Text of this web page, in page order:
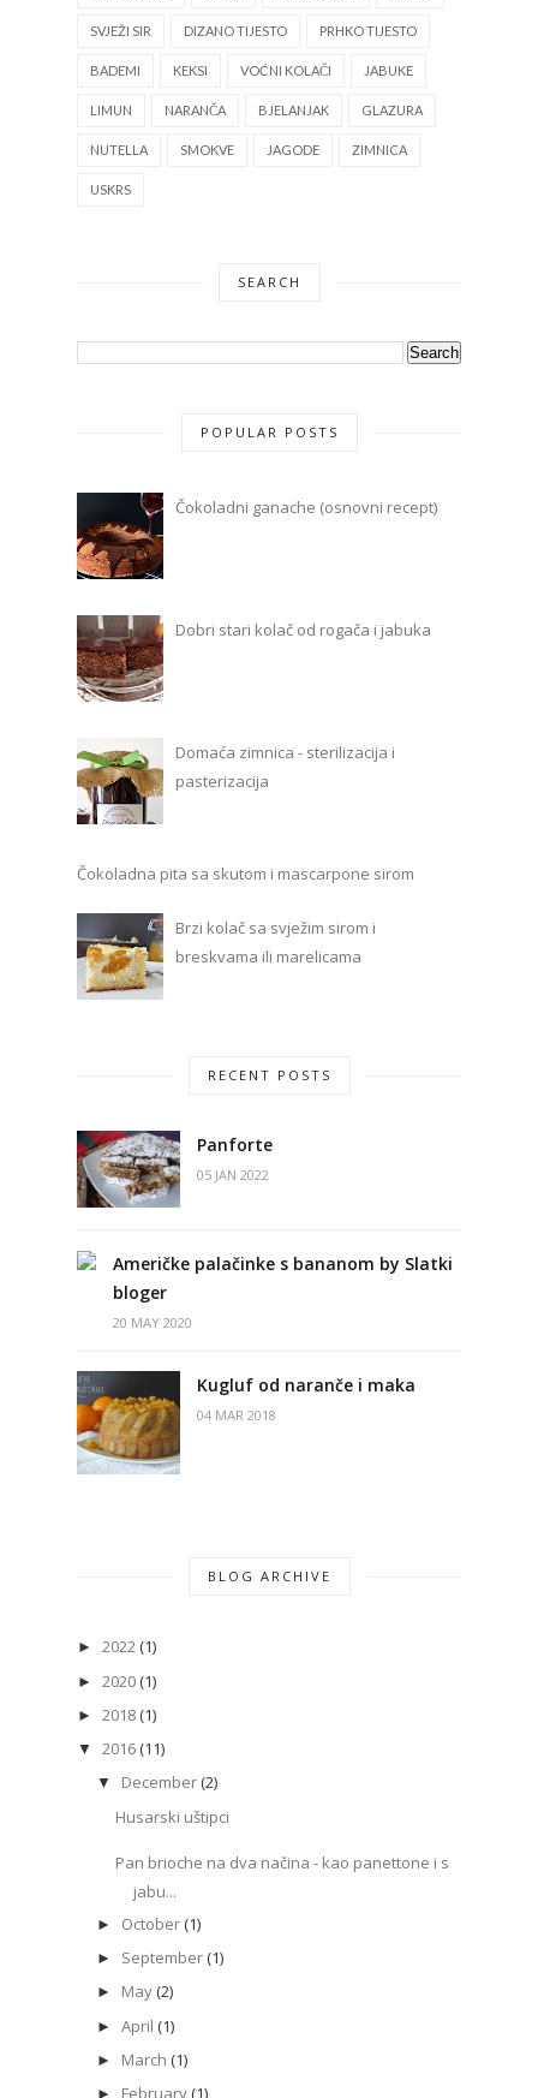
SVJEŽI SIR DIZANO TIJESTO PRHKO TIJESTO
BADEMI KEKSI VOĆNI KOLAČI JABUKE
LIMUN NARANČA BJELANJAK GLAZURA
NUTELLA SMOKVE JAGODE ZIMNICA
USKRS
SEARCH
POPULAR POSTS
Čokoladni ganache (osnovni recept)
Dobri stari kolač od rogača i jabuka
Domaća zimnica - sterilizacija i
pasterizacija
Čokoladna pita sa skutom i mascarpone sirom
Brzi kolač sa svježim sirom i
breskvama ili marelicama
RECENT POSTS
Panforte
05 JAN 2022
Američke palačinke s bananom by Slatki
bloger
20 MAY 2020
Kugluf od naranče i maka
04 MAR 2018
BLOG ARCHIVE
► 2022 (1)
► 2020 (1)
► 2018 (1)
▼ 2016 (11)
▼ December (2)
Husarski uštipci
Pan brioche na dva načina - kao panettone i s
jabu...
► October (1)
► September (1)
► May (2)
► April (1)
► March (1)
► February (1)